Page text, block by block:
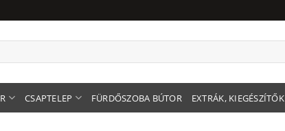
CSAPTELEP FÜRDŐSZOBA BÚTOR EXTRÁK, KIEGÉSZÍTŐK